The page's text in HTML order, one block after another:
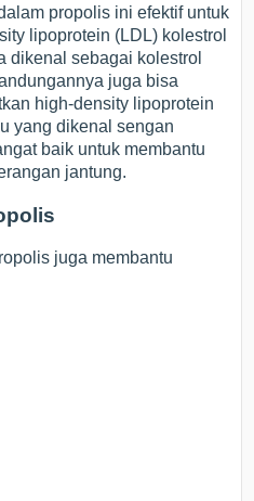
propolis ini efektif untuk
lipoprotein (LDL) kolestrol
dikenal sebagai kolestrol
juga bisa
high-density lipoprotein
yang dikenal sengan
baik untuk membantu
jantung.
juga membantu